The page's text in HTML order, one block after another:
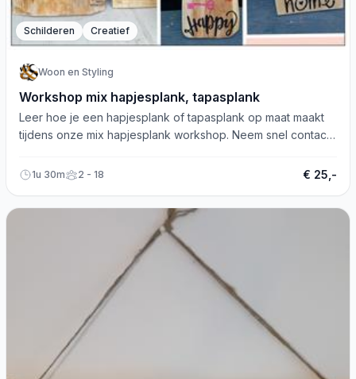
Schilderen Creatief
Woon en Styling
Workshop mix hapjesplank, tapasplank
Leer hoe je een hapjesplank of tapasplank op maat maakt
tijdens onze mix hapjesplank workshop. Neem snel contact
1u 30m 2 - 18 € 25,-